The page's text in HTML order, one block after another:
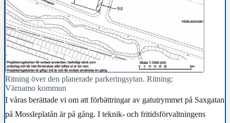
Ritning över den planerade parkeringsytan. Ritning:
Värnamo kommun
I våras berättade vi om att förbättringar av gatutrymmet på Saxgatan
på Mossleplatån är på gång. I teknik- och fritidsförvaltningens